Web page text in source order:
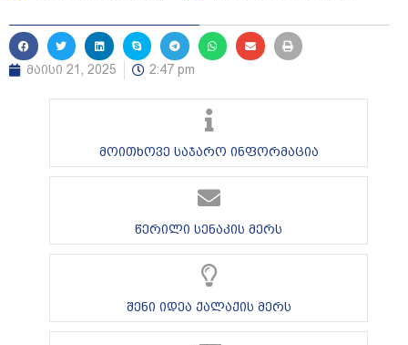
მაისი 21, 2025 2:47 pm
მოითხოვე საჯარო ინფორმაცია
წერილი სენაკის მერს
შენი იდეა ქალაქის მერს